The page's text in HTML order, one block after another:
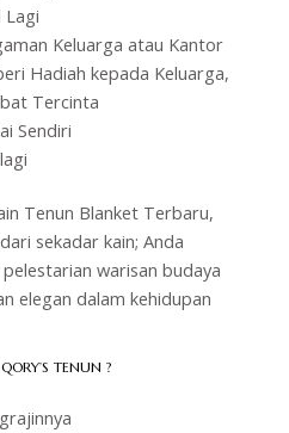
Lagi
Keluarga atau Kantor
Hadiah kepada Keluarga,
Tercinta
Sendiri
Tenun Blanket Terbaru,
sekadar kain; Anda
warisan budaya
elegan dalam kehidupan
TENUN ?